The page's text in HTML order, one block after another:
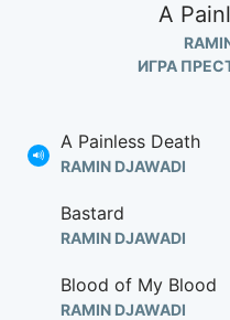
A
ИГРА
A Painless Death
RAMIN DJAWADI
Bastard
RAMIN DJAWADI
Blood of My Blood
RAMIN DJAWADI